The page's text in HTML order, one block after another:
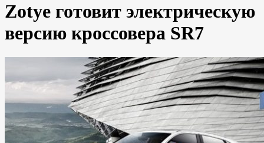
Zotye готовит электрическую
версию кроссовера SR7